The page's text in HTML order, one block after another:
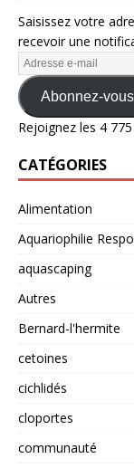
Saisissez votre
recevoir une
Abonnez-vous
Rejoignez les 4
CATÉGORIES
Alimentation
Aquariophilie
aquascaping
Autres
Bernard-l'hermite
cetoines
cichlidés
cloportes
communauté